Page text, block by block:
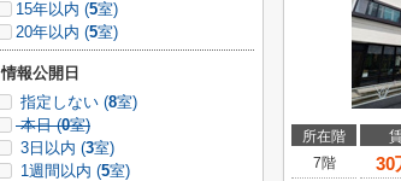
所在階
7階
30
15年以内 (5室)
20年以内 (5室)
情報公開日
指定しない (8室)
本日 (0室)
3日以内 (3室)
1週間以内 (5室)